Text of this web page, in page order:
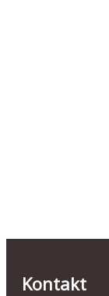
Kontakt